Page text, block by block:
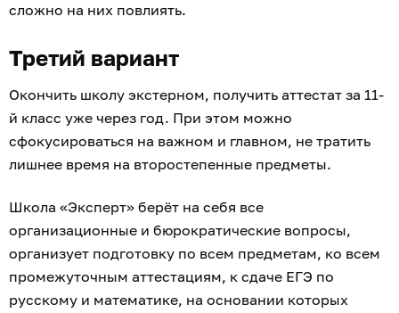
сложно на них повлиять.
Третий вариант
Окончить школу экстерном, получить аттестат за 11-
й класс уже через год. При этом можно
сфокусироваться на важном и главном, не тратить
лишнее время на второстепенные предметы.
Школа «Эксперт» берёт на себя все
организационные и бюрократические вопросы,
организует подготовку по всем предметам, ко всем
промежуточным аттестациям, к сдаче ЕГЭ по
русскому и математике, на основании которых